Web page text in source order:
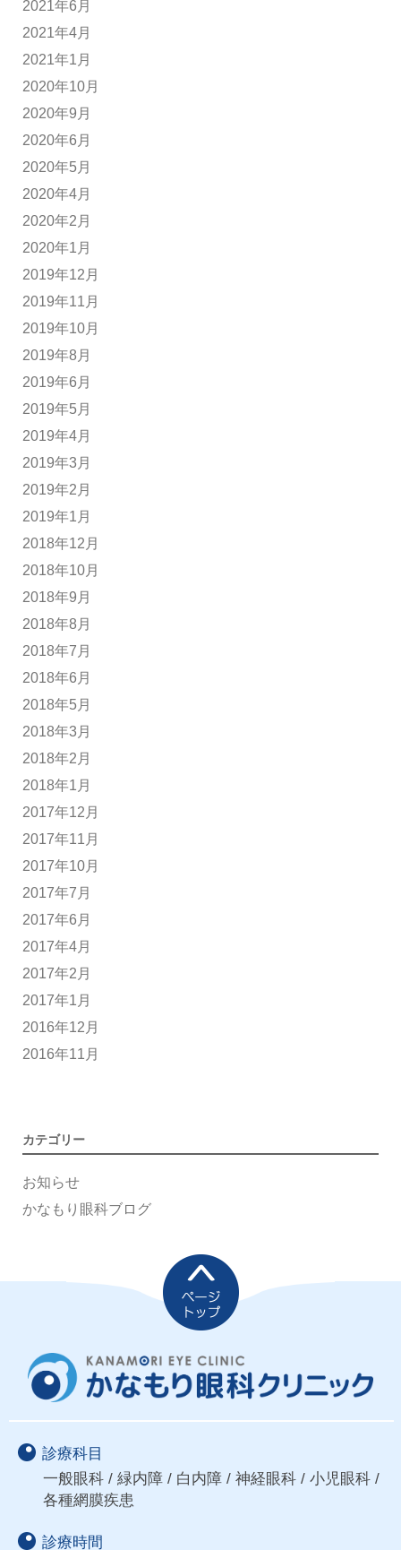
2021年6月
2021年4月
2021年1月
2020年10月
2020年9月
2020年6月
2020年5月
2020年4月
2020年2月
2020年1月
2019年12月
2019年11月
2019年10月
2019年8月
2019年6月
2019年5月
2019年4月
2019年3月
2019年2月
2019年1月
2018年12月
2018年10月
2018年9月
2018年8月
2018年7月
2018年6月
2018年5月
2018年3月
2018年2月
2018年1月
2017年12月
2017年11月
2017年10月
2017年7月
2017年6月
2017年4月
2017年2月
2017年1月
2016年12月
2016年11月
カテゴリー
お知らせ
かなもり眼科ブログ
診療科目
一般眼科 / 緑内障 / 白内障 / 神経眼科 / 小児眼科 /
各種網膜疾患
診療時間